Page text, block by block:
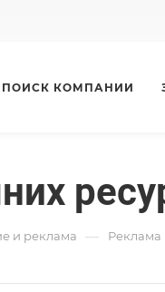
ПОИСК КОМПАНИИ
и реклама — Реклама